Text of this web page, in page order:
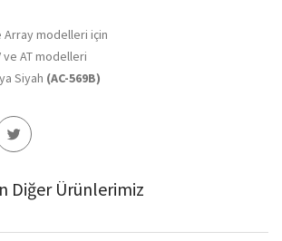
Array modelleri için
ve AT modelleri
Siyah (AC-569B)
Diğer Ürünlerimiz